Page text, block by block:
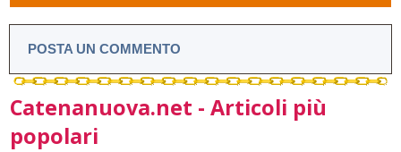
POSTA UN COMMENTO
Catenanuova.net - Articoli più
popolari